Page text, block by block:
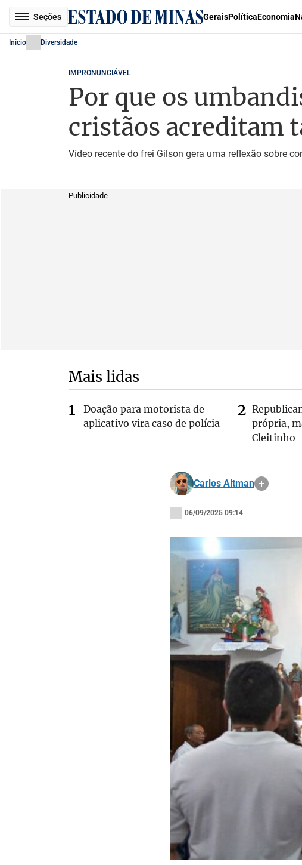
Seções GeraisPolíticaEconomia
Início Diversidade
IMPRONUNCIÁVEL
Por que os
cristãos acreditam
Vídeo recente do frei Gilson gera uma reflexão sobre
Publicidade
Mais lidas
Doação para motorista de
aplicativo vira caso de polícia
própria,
Cleitinho
Carlos Altman
06/09/2025 09:14